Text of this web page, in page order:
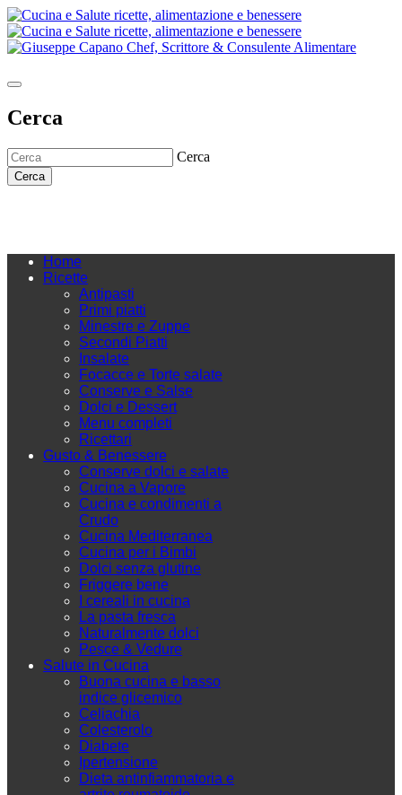
Cerca
Cerca
Cerca
Home
Ricette
Antipasti
Primi piatti
Minestre e Zuppe
Secondi Piatti
Insalate
Focacce e Torte salate
Conserve e Salse
Dolci e Dessert
Menu completi
Ricettari
Gusto & Benessere
Conserve dolci e salate
Cucina a Vapore
Cucina e condimenti a
Crudo
Cucina Mediterranea
Cucina per i Bimbi
Dolci senza glutine
Friggere bene
I cereali in cucina
La pasta fresca
Naturalmente dolci
Pesce & Vedure
Salute in Cucina
Buona cucina e basso
indice glicemico
Celiachia
Colesterolo
Diabete
Ipertensione
Dieta antinfiammatoria e